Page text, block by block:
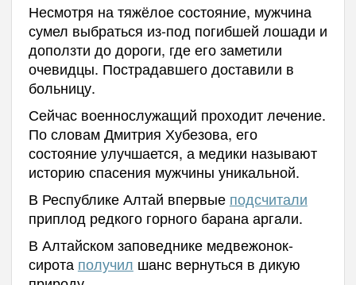
Несмотря на тяжёлое состояние, мужчина
сумел выбраться из-под погибшей лошади и
доползти до дороги, где его заметили
очевидцы. Пострадавшего доставили в
больницу.
Сейчас военнослужащий проходит лечение.
По словам Дмитрия Хубезова, его
состояние улучшается, а медики называют
историю спасения мужчины уникальной.
В Республике Алтай впервые подсчитали
приплод редкого горного барана аргали.
В Алтайском заповеднике медвежонок-
сирота получил шанс вернуться в дикую